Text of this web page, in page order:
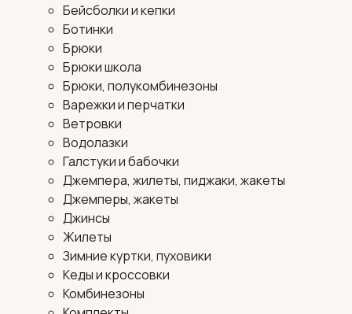
Бейсболки и кепки
Ботинки
Брюки
Брюки школа
Брюки, полукомбинезоны
Варежки и перчатки
Ветровки
Водолазки
Галстуки и бабочки
Джемпера, жилеты, пиджаки, жакеты
Джемперы, жакеты
Джинсы
Жилеты
Зимние куртки, пуховики
Кеды и кроссовки
Комбинезоны